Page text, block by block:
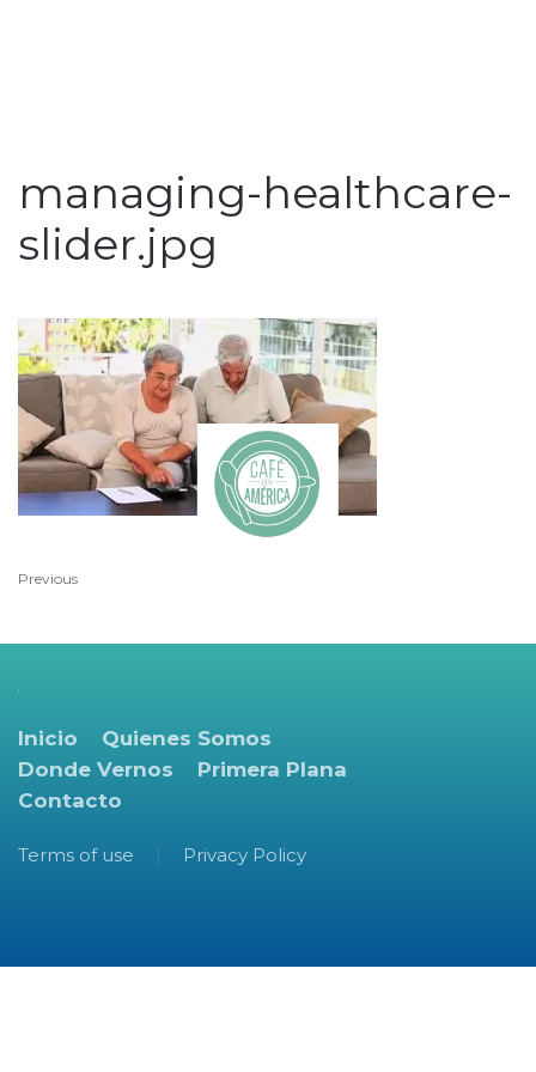
managing-healthcare-
slider.jpg
Previous
Inicio
Quienes Somos
Donde Vernos
Primera Plana
Contacto
Terms of use Privacy Policy